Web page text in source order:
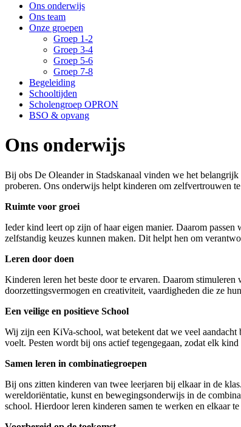
Ons onderwijs
Ons team
Onze groepen
Groep 1-2
Groep 3-4
Groep 5-6
Groep 7-8
Begeleiding
Schooltijden
Scholengroep OPRON
BSO & opvang
Ons onderwijs
Bij obs De Oleander in Stadskanaal vinden we het
proberen. Ons onderwijs helpt kinderen om zelfvertrouwen
Ruimte voor groei
Ieder kind leert op zijn of haar eigen manier. Daarom
zelfstandig keuzes kunnen maken. Dit helpt hen om
Leren door doen
Kinderen leren het beste door te ervaren. Daarom
doorzettingsvermogen en creativiteit, vaardigheden die ze
Een veilige en positieve School
Wij zijn een KiVa-school, wat betekent dat we veel
voelt. Pesten wordt bij ons actief tegengegaan, zodat elk
Samen leren in combinatiegroepen
Bij ons zitten kinderen van twee leerjaren bij elkaar in de
wereldoriëntatie, kunst en bewegingsonderwijs in de
school. Hierdoor leren kinderen samen te werken en elkaar te